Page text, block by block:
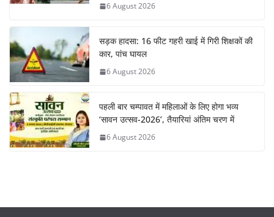
6 August 2026
सड़क हादसा: 16 फीट गहरी खाई में गिरी शिक्षकों की
कार, पांच घायल
6 August 2026
पहली बार चम्पावत में महिलाओं के लिए होगा भव्य
‘सावन उत्सव-2026’, तैयारियां अंतिम चरण में
6 August 2026